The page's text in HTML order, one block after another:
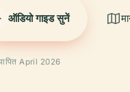
ऑडियो गाइड सुनें
April 2026